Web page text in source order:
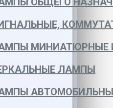
МИНИАТЮРНЫЕ
ЛАМПЫ